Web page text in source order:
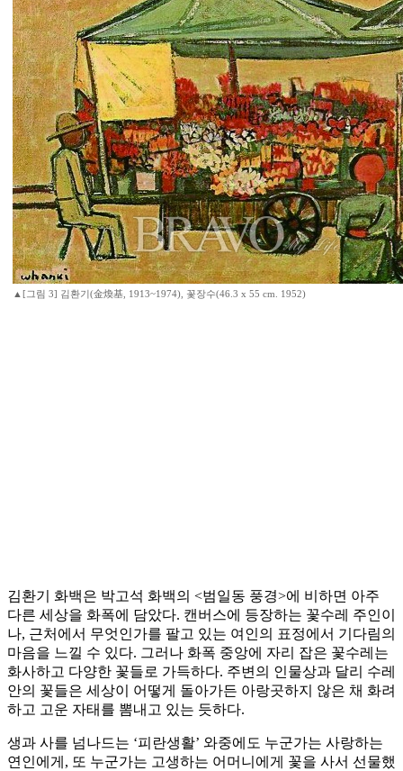
▲[그림 3] 김환기(金煥基, 1913~1974), 꽃장수(46.3 x 55 cm. 1952)
김환기 화백은 박고석 화백의 <범일동 풍경>에 비하면 아주
다른 세상을 화폭에 담았다. 캔버스에 등장하는 꽃수레 주인이
나, 근처에서 무엇인가를 팔고 있는 여인의 표정에서 기다림의
마음을 느낄 수 있다. 그러나 화폭 중앙에 자리 잡은 꽃수레는
화사하고 다양한 꽃들로 가득하다. 주변의 인물상과 달리 수레
안의 꽃들은 세상이 어떻게 돌아가든 아랑곳하지 않은 채 화려
하고 고운 자태를 뽐내고 있는 듯하다.
생과 사를 넘나드는 ‘피란생활’ 와중에도 누군가는 사랑하는
연인에게, 또 누군가는 고생하는 어머니에게 꽃을 사서 선물했